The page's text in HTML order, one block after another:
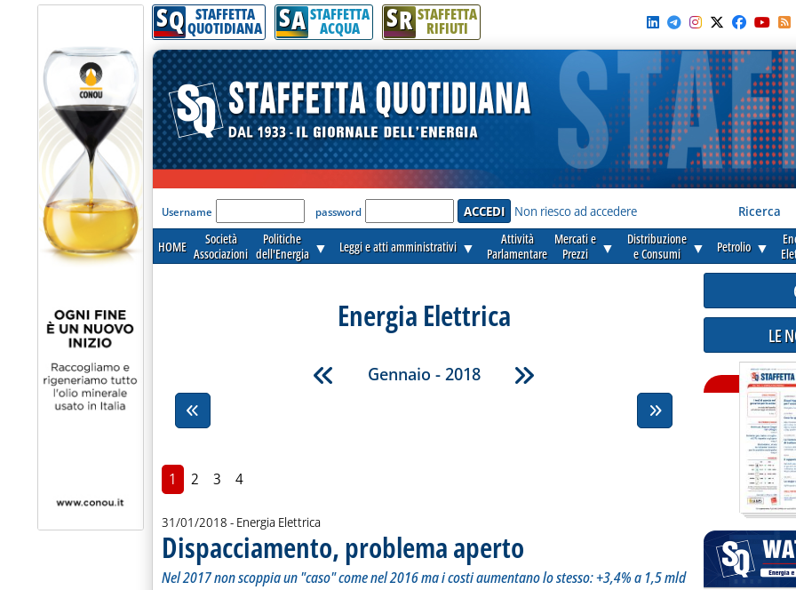
SQ STAFFETTA
QUOTIDIANA SA STAFFETTA
ACQUA SR STAFFETTA
RIFIUTI
'Modulo Login per accedere'
Username password Non riesco ad accedere Ricerca
HOME
Società
Associazioni
Politiche
dell'Energia ▼ Leggi e atti amministrativi ▼
Attività
Parlamentare
Mercati e
Prezzi
▼
Distribuzione
e Consumi
▼ Petrolio ▼
Energia Elettrica
Gennaio - 2018
1 2 3 4
31/01/2018 - Energia Elettrica
Dispacciamento, problema aperto . Sottotitolo: Nel 2017 non scoppia un "caso" come nel 2016
. Pubblicata mercoledì 31 gennaio 2018 alle 13.16.
Nel 2017 non scoppia un "caso" come nel 2016 ma i costi aumentano lo stesso: +3,4% a 1,5 mld
LE